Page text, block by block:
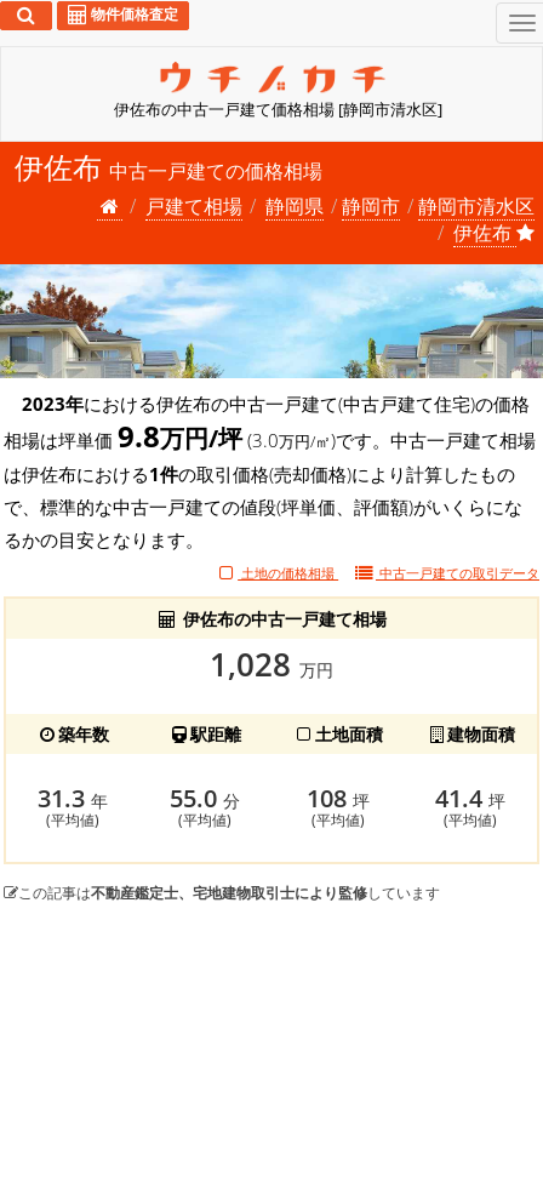
伊佐布の中古一戸建て価格相場 [静岡市清水区]
物件価格査定
伊佐布 中古一戸建ての価格相場
戸建て相場
静岡県 静岡市
静岡市清水区
伊佐布
2023年における伊佐布の中古一戸建て(中古戸建て住宅)の価格
相場は坪単価 9.8万円/坪(3.0万円/㎡)です。中古一戸建て相場
は伊佐布における1件の取引価格(売却価格)により計算したもの
で、標準的な中古一戸建ての値段(坪単価、評価額)がいくらにな
るかの目安となります。
土地の価格相場 中古一戸建ての取引データ
伊佐布の中古一戸建て相場
1,028 万円
築年数 駅距離 土地面積 建物面積
31.3 年
(平均値)
55.0分
(平均値)
108 坪
(平均値)
41.4坪
(平均値)
この記事は不動産鑑定士、宅地建物取引士により監修しています